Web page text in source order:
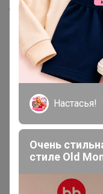
Скопировать
Медали
Номинировать на
Будьте первым!
Подпись
Настасья!
Очень
стиле Old